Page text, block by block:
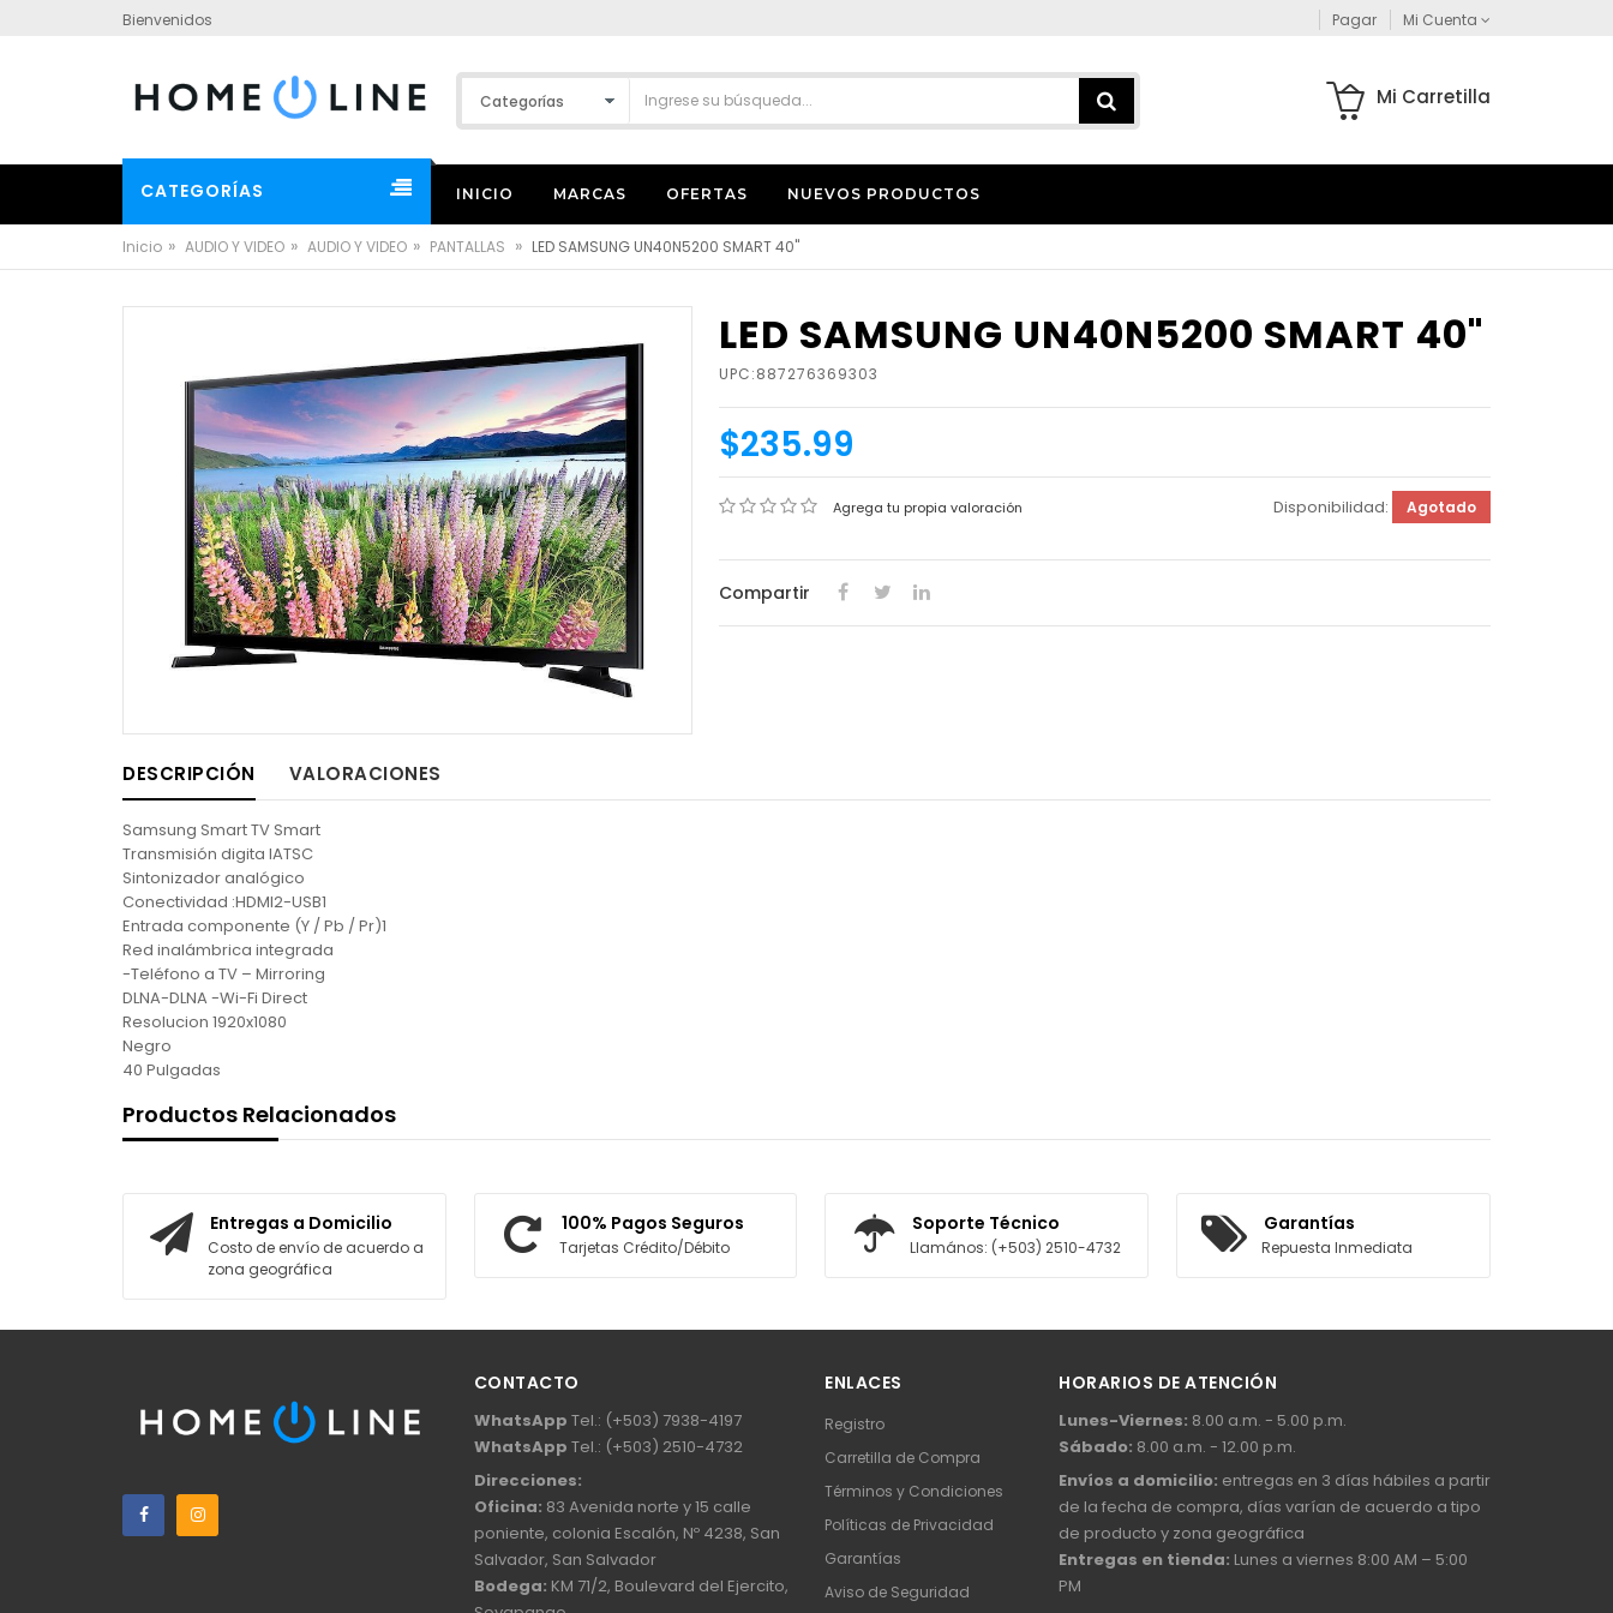
Bienvenidos Pagar Mi Cuenta
Mi Carretilla
CATEGORÍAS INICIO MARCAS OFERTAS NUEVOS PRODUCTOS
Inicio » AUDIO Y VIDEO » AUDIO Y VIDEO » PANTALLAS » LED SAMSUNG UN40N5200 SMART 40"
LED SAMSUNG UN40N5200 SMART 40"
UPC:887276369303
$235.99
Agrega tu propia valoración Disponibilidad: Agotado
Compartir
DESCRIPCIÓN VALORACIONES
Samsung Smart TV Smart
Transmisión digita lATSC
Sintonizador analógico
Conectividad :HDMI2-USB1
Entrada componente (Y / Pb / Pr)1
Red inalámbrica integrada
-Teléfono a TV – Mirroring
DLNA-DLNA -Wi-Fi Direct
Resolucion 1920x1080
Negro
40 Pulgadas
Productos Relacionados
Entregas a Domicilio
Costo de envío de acuerdo a
zona geográfica
100% Pagos Seguros
Tarjetas Crédito/Débito
Soporte Técnico
Llamános: (+503) 2510-4732
Garantías
Repuesta Inmediata
CONTACTO
WhatsApp Tel.: (+503) 7938-4197
WhatsApp Tel.: (+503) 2510-4732
Direcciones:
Oficina: 83 Avenida norte y 15 calle
poniente, colonia Escalón, Nº 4238, San
Salvador, San Salvador
Bodega: KM 71/2, Boulevard del Ejercito,
ENLACES
Registro
Carretilla de Compra
Términos y Condiciones
Políticas de Privacidad
Garantías
Aviso de Seguridad
HORARIOS DE ATENCIÓN
Lunes-Viernes: 8.00 a.m. - 5.00 p.m.
Sábado: 8.00 a.m. - 12.00 p.m.
Envíos a domicilio: entregas en 3 días hábiles a partir
de la fecha de compra, días varían de acuerdo a tipo
de producto y zona geográfica
Entregas en tienda: Lunes a viernes 8:00 AM – 5:00
PM